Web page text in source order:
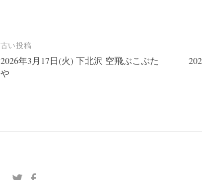
投
稿
ナ
古い投稿
2026年3月17日(火) 下北沢 空飛ぶこぶた
や